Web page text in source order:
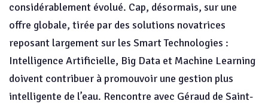
considérablement évolué. Cap, désormais, sur une
offre globale, tirée par des solutions novatrices
reposant largement sur les Smart Technologies :
Intelligence Artificielle, Big Data et Machine Learning
doivent contribuer à promouvoir une gestion plus
intelligente de l’eau. Rencontre avec Géraud de Saint-